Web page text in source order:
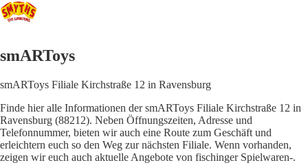
smARToys
smARToys Filiale Kirchstraße 12 in Ravensburg
Finde hier alle Informationen der smARToys Filiale Kirchstraße 12 in
Ravensburg (88212). Neben Öffnungszeiten, Adresse und
Telefonnummer, bieten wir auch eine Route zum Geschäft und
erleichtern euch so den Weg zur nächsten Filiale. Wenn vorhanden,
zeigen wir euch auch aktuelle Angebote von fischinger Spielwaren-.